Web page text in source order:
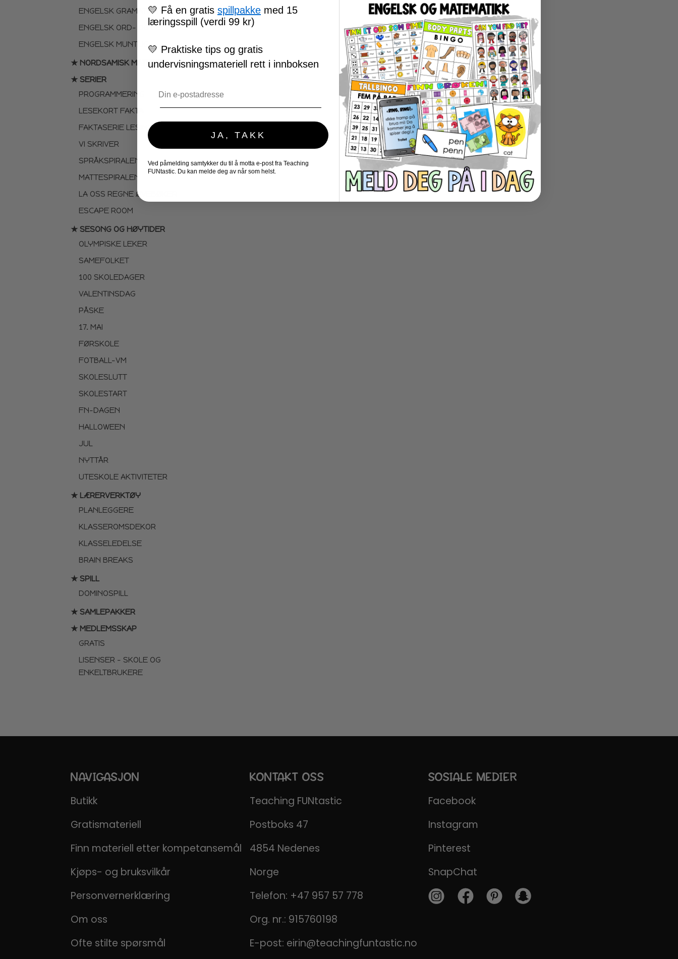
ENGELSK GRAMATIKK
ENGELSK ORD- OG BEGREPER
ENGELSK MUNTLIG
★ NORDSAMISK MATERIELL
★ SERIER
PROGRAMMERING
LESEKORT FAKTA
FAKTASERIE LESING
VI SKRIVER
SPRÅKSPIRALEN
MATTESPIRALEN
LA OSS REGNE ØVEBØKER
ESCAPE ROOM
★ SESONG OG HØYTIDER
OLYMPISKE LEKER
SAMEFOLKET
100 SKOLEDAGER
VALENTINSDAG
PÅSKE
17. MAI
FØRSKOLE
FOTBALL-VM
SKOLESLUTT
SKOLESTART
FN-DAGEN
HALLOWEEN
JUL
NYTTÅR
UTESKOLE AKTIVITETER
★ LÆRERVERKTØY
PLANLEGGERE
KLASSEROMSDEKOR
KLASSELEDELSE
BRAIN BREAKS
★ SPILL
DOMINOSPILL
★ SAMLEPAKKER
★ MEDLEMSSKAP
GRATIS
LISENSER – SKOLE OG
ENKELTBRUKERE
NAVIGASJON
Butikk
Gratismateriell
Finn materiell etter kompetansemål
Kjøps- og bruksvilkår
Personvernerklæring
Om oss
Ofte stilte spørsmål
KONTAKT OSS
Teaching FUNtastic
Postboks 47
4854 Nedenes
Norge
Telefon: +47 957 57 778
Org. nr.: 915760198
E-post: eirin@teachingfuntastic.no
SOSIALE MEDIER
Facebook
Instagram
Pinterest
SnapChat
💛 Få en gratis spillpakke med 15
læringsspill (verdi 99 kr)
💛 Praktiske tips og gratis
undervisningsmateriell rett i innboksen
JA, TAKK
Ved påmelding samtykker du til å motta e-post fra Teaching
FUNtastic. Du kan melde deg av når som helst.